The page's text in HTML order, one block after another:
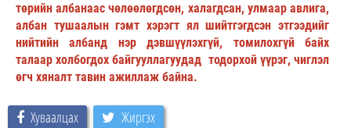
төрийн албанаас чөлөөлөгдсөн, халагдсан, улмаар авлига,
албан тушаалын гэмт хэрэгт ял шийтгэгдсэн этгээдийг
нийтийн албанд нэр дэвшүүлэхгүй, томилохгүй байх
талаар холбогдох байгууллагуудад тодорхой үүрэг, чиглэл
өгч хяналт тавин ажиллаж байна.
Хуваалцах Жиргэх